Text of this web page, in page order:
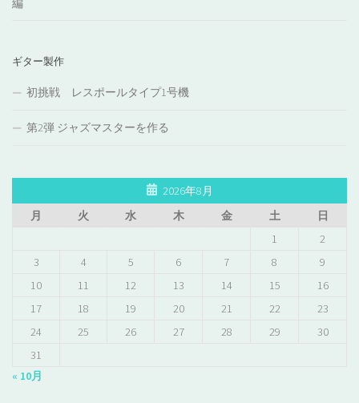
編
ギター製作
初挑戦 レスポールタイプ1号機
第2弾 ジャズマスターを作る
2026年8月
月
火 水 木 金 土
日
1
2
3
4 5 6 7 8
9
10
11 12 13 14 15
16
17
18 19 20 21 22
23
24
25 26 27 28 29
30
31
« 10月